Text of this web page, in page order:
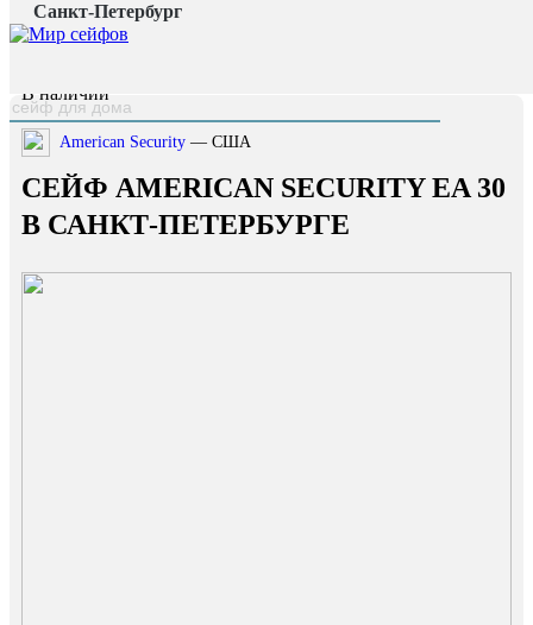
Санкт-Петербург
Главная страница /
Каталог /
В наличии
American Security — США
СЕЙФ AMERICAN SECURITY EA 30
В САНКТ-ПЕТЕРБУРГЕ